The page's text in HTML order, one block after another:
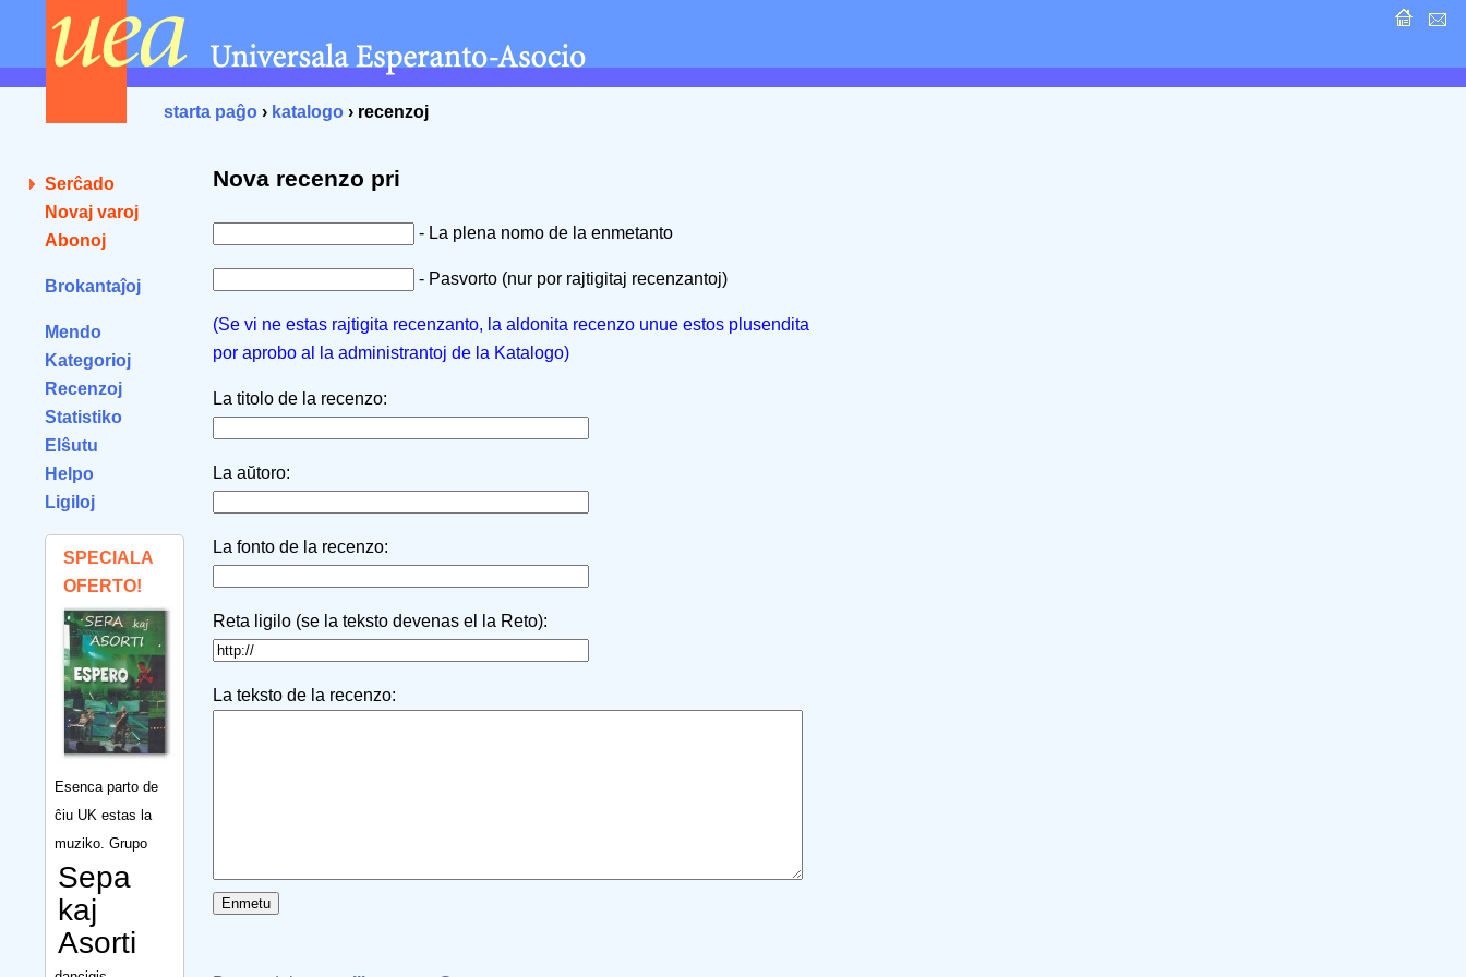
starta paĝo › katalogo › recenzoj
Serĉado
Novaj varoj
Abonoj
Brokantaĵoj
Mendo
Kategorioj
Recenzoj
Statistiko
Elŝutu
Helpo
Ligiloj
SPECIALA
OFERTO!
Esenca parto de
ĉiu UK estas la
muziko. Grupo
Sepa
kaj
Asorti
Nova recenzo pri
- La plena nomo de la enmetanto
- Pasvorto (nur por rajtigitaj recenzantoj)
(Se vi ne estas rajtigita recenzanto, la aldonita recenzo unue estos plusendita
por aprobo al la administrantoj de la Katalogo)
La titolo de la recenzo:
La aŭtoro:
La fonto de la recenzo:
Reta ligilo (se la teksto devenas el la Reto):
La teksto de la recenzo: